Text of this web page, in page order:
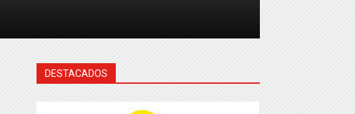
DESTACADOS